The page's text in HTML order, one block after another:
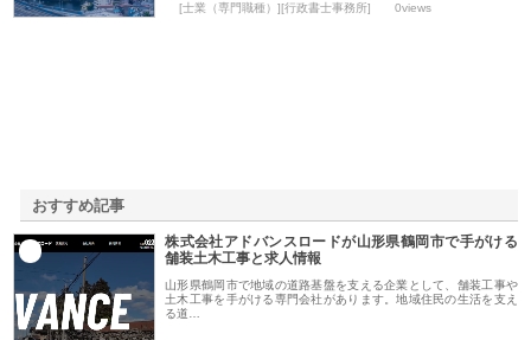
[士業（専門職種）][行政書士事務所] 0views
おすすめ記事
株式会社アドバンスロードが山形県鶴岡市で手がける
舗装土木工事と求人情報
山形県鶴岡市で地域の道路基盤を支える企業として、舗装工事や
土木工事を手がける専門会社があります。地域住民の生活を支え
る道…